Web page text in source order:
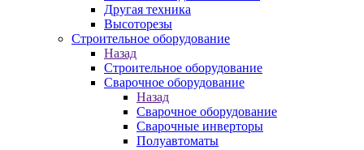
Другая техника
Высоторезы
Строительное оборудование
Назад
Строительное оборудование
Сварочное оборудование
Назад
Сварочное оборудование
Сварочные инверторы
Полуавтоматы